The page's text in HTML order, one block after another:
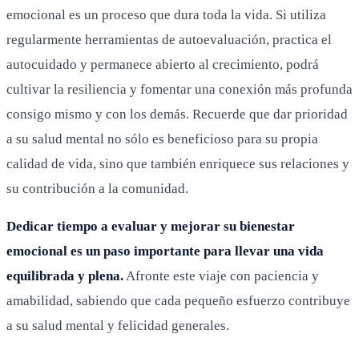
emocional es un proceso que dura toda la vida. Si utiliza
regularmente herramientas de autoevaluación, practica el
autocuidado y permanece abierto al crecimiento, podrá
cultivar la resiliencia y fomentar una conexión más profunda
consigo mismo y con los demás. Recuerde que dar prioridad
a su salud mental no sólo es beneficioso para su propia
calidad de vida, sino que también enriquece sus relaciones y
su contribución a la comunidad.
Dedicar tiempo a evaluar y mejorar su bienestar
emocional es un paso importante para llevar una vida
equilibrada y plena. Afronte este viaje con paciencia y
amabilidad, sabiendo que cada pequeño esfuerzo contribuye
a su salud mental y felicidad generales.